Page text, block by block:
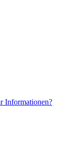
Informationen?